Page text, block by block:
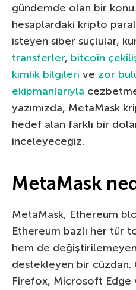
gündemde olan bir
hesaplardaki kripto
isteyen siber suçlular,
transferler, bitcoin
kimlik bilgileri ve zor
ekipmanlarıyla
yazımızda, MetaMask
hedef alan farklı bir
inceleyeceğiz.
MetaMask
MetaMask, Ethereum
Ethereum bazlı her tür
hem de
destekleyen bir
Firefox, Microsoft Edge